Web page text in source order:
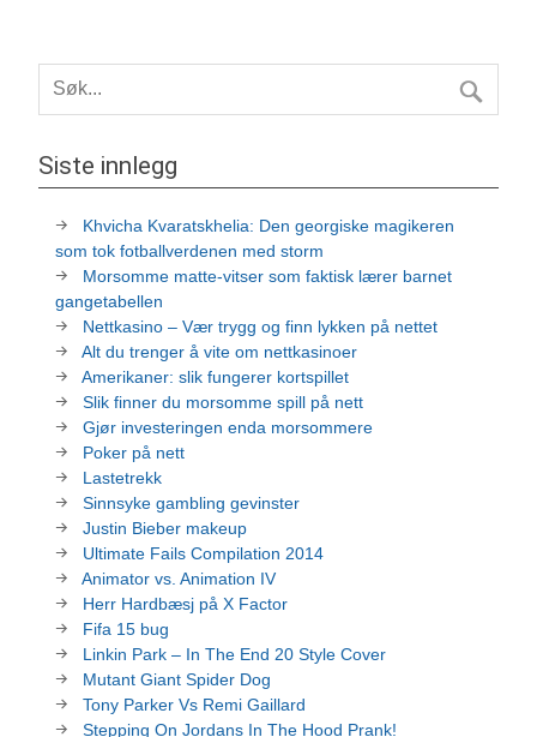
Siste innlegg
Khvicha Kvaratskhelia: Den georgiske magikeren
som tok fotballverdenen med storm
Morsomme matte-vitser som faktisk lærer barnet
gangetabellen
Nettkasino – Vær trygg og finn lykken på nettet
Alt du trenger å vite om nettkasinoer
Amerikaner: slik fungerer kortspillet
Slik finner du morsomme spill på nett
Gjør investeringen enda morsommere
Poker på nett
Lastetrekk
Sinnsyke gambling gevinster
Justin Bieber makeup
Ultimate Fails Compilation 2014
Animator vs. Animation IV
Herr Hardbæsj på X Factor
Fifa 15 bug
Linkin Park – In The End 20 Style Cover
Mutant Giant Spider Dog
Tony Parker Vs Remi Gaillard
Stepping On Jordans In The Hood Prank!